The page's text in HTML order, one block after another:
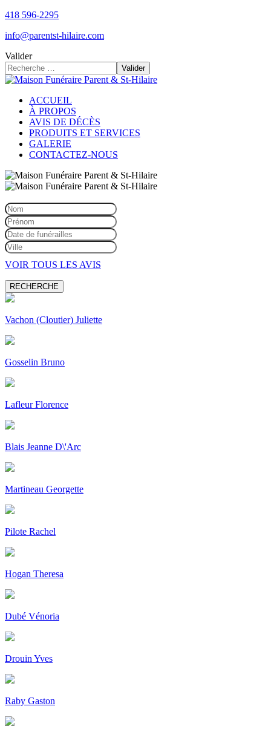
418 596-2295
info@parentst-hilaire.com
Valider
Valider
ACCUEIL
À PROPOS
AVIS DE DÉCÈS
PRODUITS ET SERVICES
GALERIE
CONTACTEZ-NOUS
VOIR TOUS LES AVIS
Vachon (Cloutier) Juliette
Gosselin Bruno
Lafleur Florence
Blais Jeanne D\'Arc
Martineau Georgette
Pilote Rachel
Hogan Theresa
Dubé Vénoria
Drouin Yves
Raby Gaston